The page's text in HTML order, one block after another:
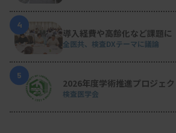
4
導入経費や高齢化など課題に
全医共、検査DXテーマに議論
5
2026年度学術推進プロジェ
検査医学会